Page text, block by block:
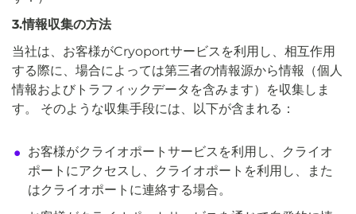
3.情報収集の方法
当社は、お客様がCryoportサービスを利用し、相互作用
する際に、場合によっては第三者の情報源から情報（個人
情報およびトラフィックデータを含みます）を収集しま
す。 そのような収集手段には、以下が含まれる：
お客様がクライオポートサービスを利用し、クライオ
ポートにアクセスし、クライオポートを利用し、また
はクライオポートに連絡する場合。